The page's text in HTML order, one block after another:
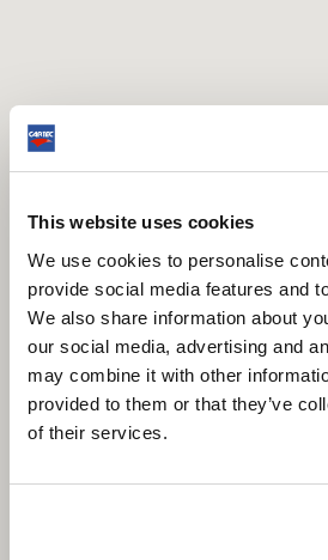
This website uses cookies
We use cookies to personalise
provide social media features and
We also share information about
our social media, advertising and
may combine it with other
provided to them or that they’ve
of their services.